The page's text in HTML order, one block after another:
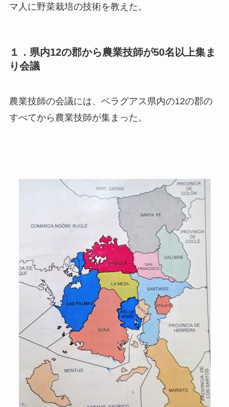
マ人に野菜栽培の技術を教えた。
１．県内12の郡から農業技師が50名以上集ま
り会議
農業技師の会議には、ベラグアス県内の12の郡の
すべてから農業技師が集まった。